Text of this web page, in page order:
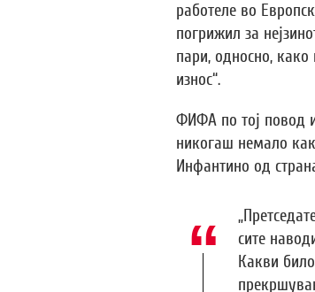
работеле во
погрижил за
пари, односно,
износ“.
ФИФА по тој повод
никогаш немало
Инфантино од
сите
Какви